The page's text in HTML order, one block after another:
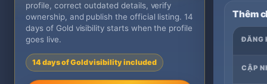
profile, correct outdated details, verify
ownership, and publish the official listing. 14
days of Gold visibility starts when the profile
goes live.
14 days of Gold visibility included
Thêm
ĐĂNG
CẬP